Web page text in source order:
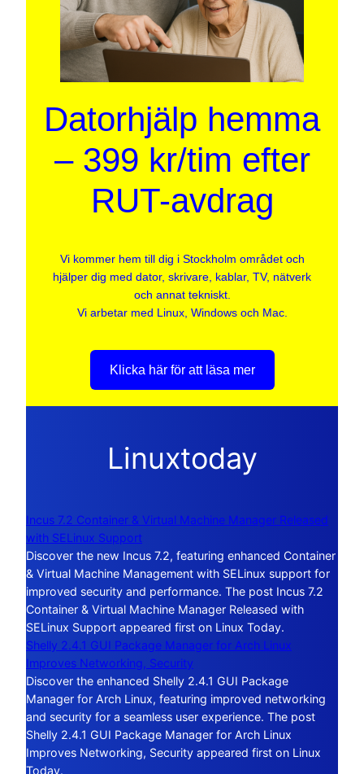
Datorhjälp hemma
– 399 kr/tim efter
RUT-avdrag
Vi kommer hem till dig i Stockholm området och
hjälper dig med dator, skrivare, kablar, TV, nätverk
och annat tekniskt.
Vi arbetar med Linux, Windows och Mac.
Klicka här för att läsa mer
Linuxtoday
Incus 7.2 Container & Virtual Machine Manager Released
with SELinux Support
Discover the new Incus 7.2, featuring enhanced Container
& Virtual Machine Management with SELinux support for
improved security and performance. The post Incus 7.2
Container & Virtual Machine Manager Released with
SELinux Support appeared first on Linux Today.
Shelly 2.4.1 GUI Package Manager for Arch Linux
Improves Networking, Security
Discover the enhanced Shelly 2.4.1 GUI Package
Manager for Arch Linux, featuring improved networking
and security for a seamless user experience. The post
Shelly 2.4.1 GUI Package Manager for Arch Linux
Improves Networking, Security appeared first on Linux
Today.